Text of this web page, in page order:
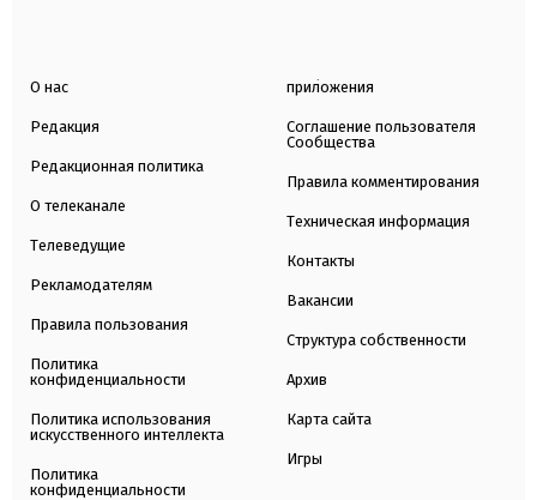
О нас
Редакция
Редакционная политика
О телеканале
Телеведущие
Рекламодателям
Правила пользования
Политика
конфиденциальности
Политика использования
искусственного интеллекта
Политика
конфиденциальности
приложения
Соглашение пользователя
Сообщества
Правила комментирования
Техническая информация
Контакты
Вакансии
Структура собственности
Архив
Карта сайта
Игры